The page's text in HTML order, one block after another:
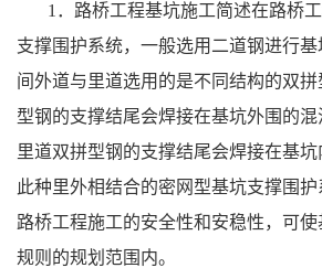
1．路桥工程基坑施工简述在路桥
支撑围护系统，一般选用二道钢进行
间外道与里道选用的是不同结构的双
型钢的支撑结尾会焊接在基坑外围的混
里道双拼型钢的支撑结尾会焊接在基坑
此种里外相结合的密网型基坑支撑围
路桥工程施工的安全性和安稳性，可
规则的规划范围内。